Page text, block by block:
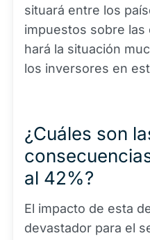
situará entre los
impuestos sobre las
hará la situación
los inversores en
¿Cuáles son
al 42%?
El impacto de esta
devastador para el